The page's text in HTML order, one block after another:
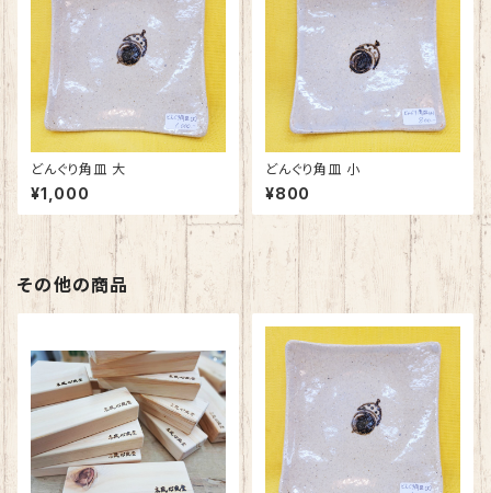
どんぐり角皿 大
¥1,000
どんぐり角皿 小
¥800
その他の商品